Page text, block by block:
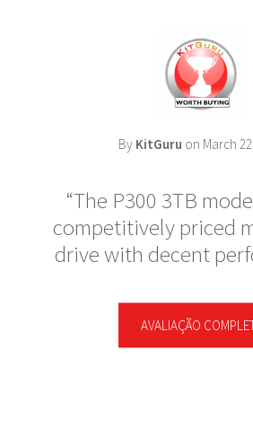
By KitGuru on March
The P300 3TB
competitively priced
drive with decent
AVALIAÇÃO